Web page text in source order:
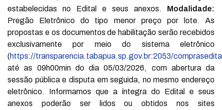
estabelecidas no Edital e seus anexos.
Modalidade:
Pregão Eletrônico do tipo menor preço por lote. As
propostas e os documentos de habilitação serão recebidos
exclusivamente por meio do sistema eletrônico
(https://transparencia.tabapua.sp.gov.br:2053/
até as 09h00min do dia 05/03/2026, com abertura da
sessão pública e disputa em seguida, no mesmo endereço
eletrônico. Informamos que a íntegra do Edital e seus
anexos poderão ser lidos ou obtidos nos sites